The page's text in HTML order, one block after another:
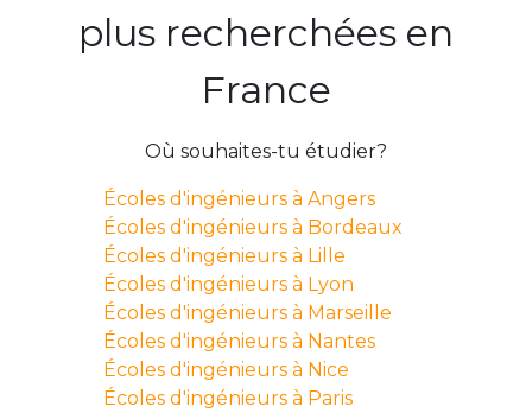
plus recherchées en
France
Où souhaites-tu étudier?
Écoles d'ingénieurs à Angers
Écoles d'ingénieurs à Bordeaux
Écoles d'ingénieurs à Lille
Écoles d'ingénieurs à Lyon
Écoles d'ingénieurs à Marseille
Écoles d'ingénieurs à Nantes
Écoles d'ingénieurs à Nice
Écoles d'ingénieurs à Paris